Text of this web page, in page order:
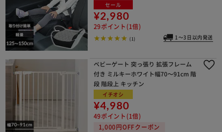
セール
¥2,980
29ポイント(1倍)
(1) 1～3日以内発送
ベビーゲート 突っ張り 拡張フレーム
付き ミルキーホワイト幅70～91cm 階
段 階段上 キッチン
イチオシ
¥4,980
49ポイント(1倍)
1,000円OFFクーポン